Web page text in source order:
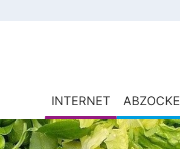
INTERNET ABZOCKE